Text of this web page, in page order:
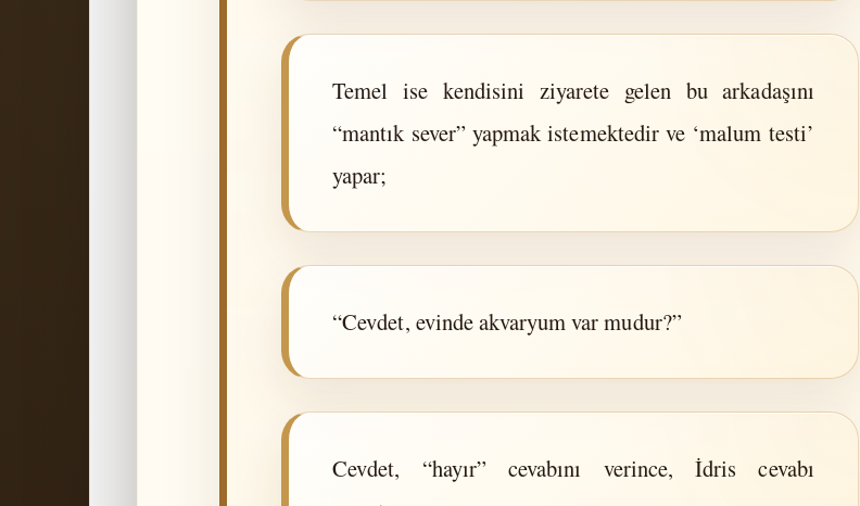
Temel ise kendisini ziyarete gelen bu arkadaşını
“mantık sever” yapmak istemektedir ve ‘malum testi’
yapar;
“Cevdet, evinde akvaryum var mudur?”
Cevdet, “hayır” cevabını verince, İdris cevabı